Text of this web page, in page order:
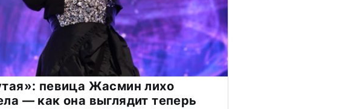
певица Жасмин лихо
— как она выглядит теперь